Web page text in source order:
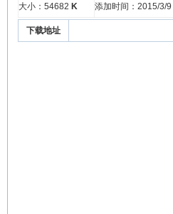
大小：54682 K 添加时间：2015/3/
下载地址